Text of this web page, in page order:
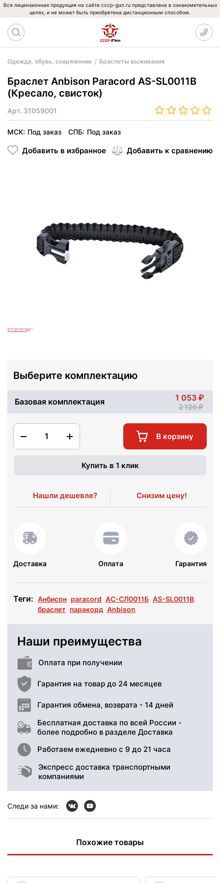
Вся лицензионная продукция на сайте cccp-gun.ru представлена в ознакомительных
целях, и не может быть приобретена дистанционным способом.
Одежда, обувь, снаряжение Браслеты выживания
Браслет Anbison Paracord AS-SL0011B
(Кресало, свисток)
Арт. 31059001
МСК: Под заказ СПБ: Под заказ
Добавить в избранное Добавить к сравнению
Выберите комплектацию
Базовая комплектация 1 053
2 126
1 В корзину
Купить в 1 клик
Нашли дешевле? Снизим цену!
Доставка Оплата Гарантия
Теги: Анбисон paracord АС-СЛ0011Б AS-SL0011B
браслет паракорд Anbison
Наши преимущества
Оплата при получении
Гарантия на товар до 24 месяцев
Гарантия обмена, возврата - 14 дней
Бесплатная доставка по всей России -
более подробно в разделе Доставка
Работаем ежедневно с 9 до 21 часа
Экспресс доставка транспортными
компаниями
Следи за нами:
Похожие товары